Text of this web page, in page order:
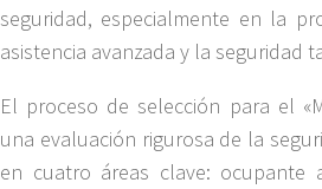
seguridad, especialmente en la
asistencia avanzada y la seguridad
El proceso de selección para el
una evaluación rigurosa de la
en cuatro áreas clave: